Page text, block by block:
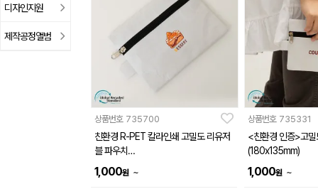
디자인지원
제작공정앨범
상품번호 735700
친환경 R-PET 칼라인쇄 고밀도 리유저
블 파우치
(180x135mm)
1,000원 ~
상품번호 735331
<친환경 인증>고
(180x135mm)
1,000원 ~